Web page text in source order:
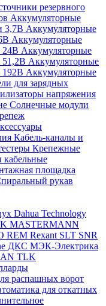
резервного
Аккумуляторные
3,7В Аккумуляторные
Аккумуляторные
24В Аккумуляторные
51,2В Аккумуляторные
192В Аккумуляторные
для зарядных
напряжения
Солнечные модули
Кабель-каналы и
Крепежные
площадка
рукав
Dahua Technology
MASTERMANN
REM Rexant SLT SNR
ДКС МЭК-Электрика
TLK
распашных ворот
для откатных